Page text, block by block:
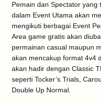
Pemain dan Spectator yang
dalam Event Utama akan
mengikuti berbagai Event
Area game gratis akan
permainan casual maupun
akan mencakup format 4v4
akan hadir dengan Classic
seperti Tocker’s Trials,
Double Up Normal.